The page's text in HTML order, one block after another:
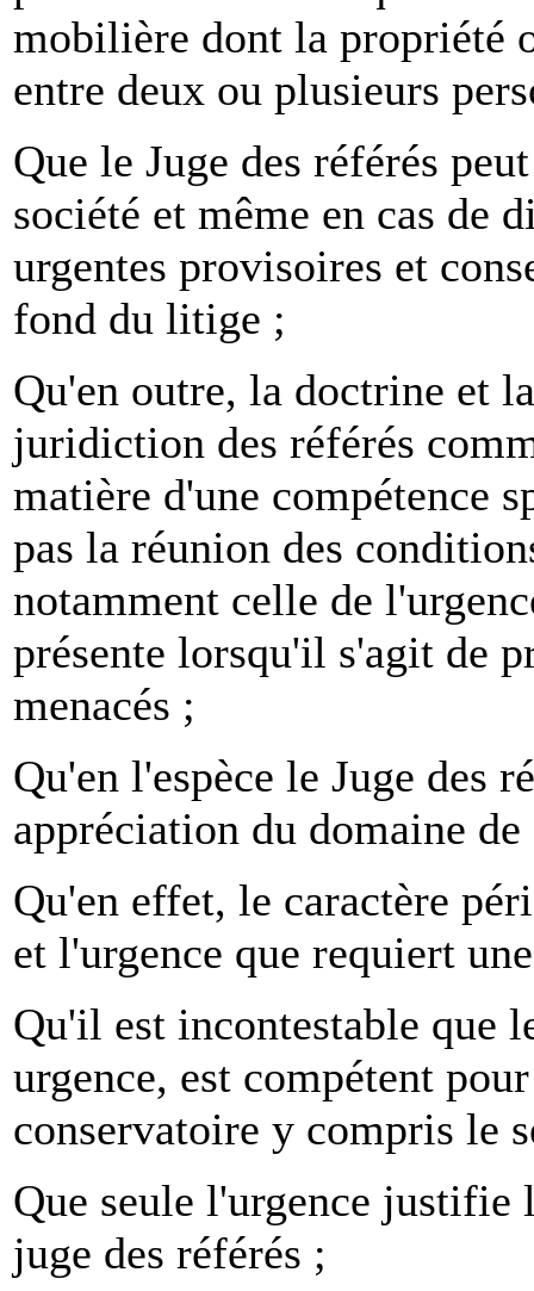
mobilière dont la propriété
entre deux ou plusieurs
Que le Juge des référés
société et même en cas de
urgentes provisoires et
fond du litige ;
Qu'en outre, la doctrine et
juridiction des référés
matière d'une compétence
pas la réunion des
notamment celle de
présente lorsqu'il s'agit de
menacés ;
Qu'en l'espèce le Juge des
appréciation du domaine de
Qu'en effet, le caractère
et l'urgence que requiert
Qu'il est incontestable que
urgence, est compétent
conservatoire y compris le
Que seule l'urgence justifie
juge des référés ;